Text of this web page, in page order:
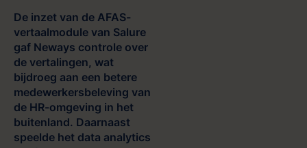
De inzet van de AFAS-
vertaalmodule van Salure
gaf Neways controle over
de vertalingen, wat
bijdroeg aan een betere
medewerkersbeleving van
de HR-omgeving in het
buitenland. Daarnaast
speelde het data analytics